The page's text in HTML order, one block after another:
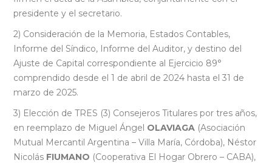
presidente y el secretario.
2) Consideración de la Memoria, Estados Contables,
Informe del Síndico, Informe del Auditor, y destino del
Ajuste de Capital correspondiente al Ejercicio 89°
comprendido desde el 1 de abril de 2024 hasta el 31 de
marzo de 2025.
3) Elección de TRES (3) Consejeros Titulares por tres años,
en reemplazo de Miguel Ángel OLAVIAGA (Asociación
Mutual Mercantil Argentina – Villa María, Córdoba), Néstor
Nicolás FIUMANO (Cooperativa El Hogar Obrero – CABA),